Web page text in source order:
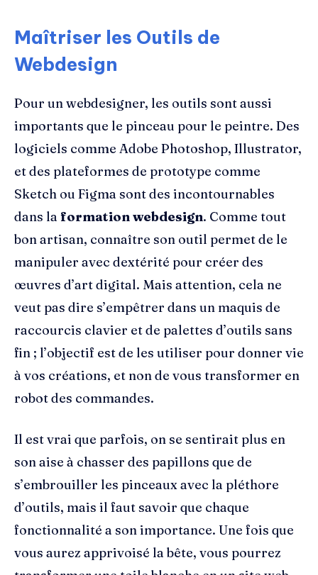
Maîtriser les Outils de
Webdesign
Pour un webdesigner, les outils sont aussi
importants que le pinceau pour le peintre. Des
logiciels comme Adobe Photoshop, Illustrator,
et des plateformes de prototype comme
Sketch ou Figma sont des incontournables
dans la formation webdesign. Comme tout
bon artisan, connaître son outil permet de le
manipuler avec dextérité pour créer des
œuvres d’art digital. Mais attention, cela ne
veut pas dire s’empêtrer dans un maquis de
raccourcis clavier et de palettes d’outils sans
fin ; l’objectif est de les utiliser pour donner vie
à vos créations, et non de vous transformer en
robot des commandes.
Il est vrai que parfois, on se sentirait plus en
son aise à chasser des papillons que de
s’embrouiller les pinceaux avec la pléthore
d’outils, mais il faut savoir que chaque
fonctionnalité a son importance. Une fois que
vous aurez apprivoisé la bête, vous pourrez